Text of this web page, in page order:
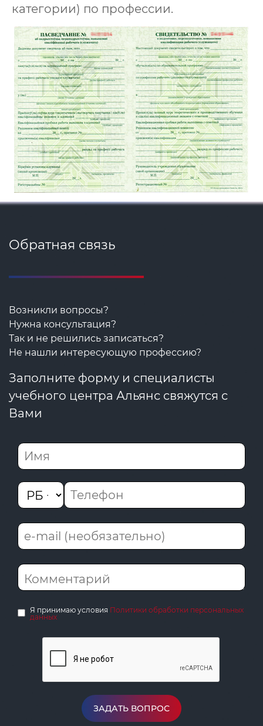
категории) по профессии.
Обратная связь
Возникли вопросы?
Нужна консультация?
Так и не решились записаться?
Не нашли интересующую профессию?
Заполните форму и специалисты
учебного центра Альянс свяжутся с
Вами
Я принимаю условия Политики обработки персональных
данных
ЗАДАТЬ ВОПРОС